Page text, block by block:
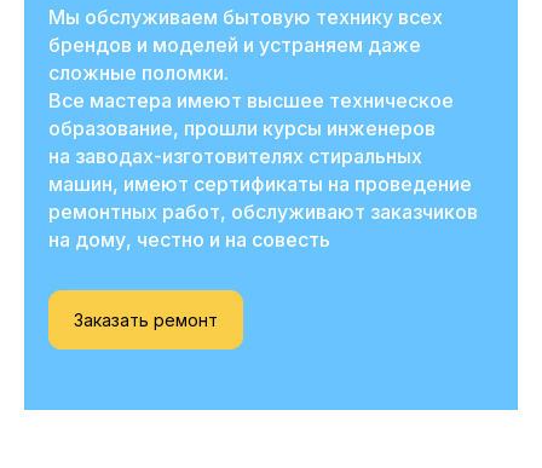
Мы обслуживаем бытовую технику всех
брендов и моделей и устраняем даже
сложные поломки.
Все мастера имеют высшее техническое
образование, прошли курсы инженеров
на заводах-изготовителях стиральных
машин, имеют сертификаты на проведение
ремонтных работ, обслуживают заказчиков
на дому, честно и на совесть
Заказать ремонт